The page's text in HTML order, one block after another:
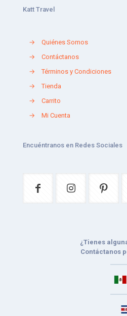
Katt Travel
→
Quiénes Somos
→
Contáctanos
→
Términos y Condiciones
→
Tienda
→
Carrito
→
Mi Cuenta
Encuéntranos en Redes Sociales
¿Tienes
Contáctanos